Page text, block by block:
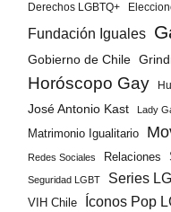
Derechos LGBTQ+
Fundación Iguales
Gobierno de Chile
Horóscopo Gay
José Antonio Kast Lady
Matrimonio Igualitario
Redes Sociales Relaciones
Seguridad LGBT Series
VIH Chile
Íconos Pop